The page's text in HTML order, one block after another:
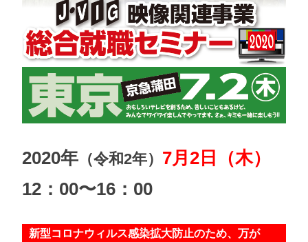
2020年 （令和2年） 7月2日（木）
12：00〜16：00
新型コロナウィルス感染拡大防止のため、万が